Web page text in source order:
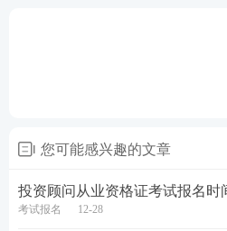
从业人员专业能力水平评价测
融市场基础知识；专项业务水
科目
为：
您可能感兴趣的文章
投资顾问从业资格证考试报名时
考试报名 12-28